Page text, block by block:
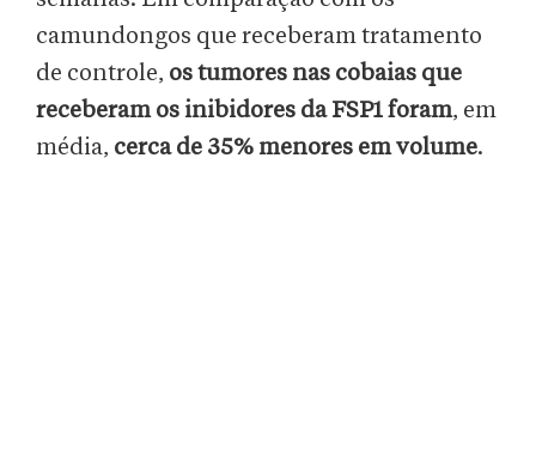
camundongos que receberam tratamento
de controle, os tumores nas cobaias que
receberam os inibidores da FSP1 foram, em
média, cerca de 35% menores em volume.